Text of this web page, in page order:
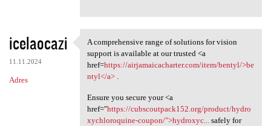
icelaocazi
11.11.2024
Adres
A comprehensive range of
A comprehensive range of solutions for vision
support is available at our trusted <a
href=https://airjamaicacharter.com/item/bentyl/>be
ntyl</a>.
Ensure you secure your <a
href="https://cubscoutpack152.org/product/hydro
xychloroquine-coupon/">hydroxyc...
safely for